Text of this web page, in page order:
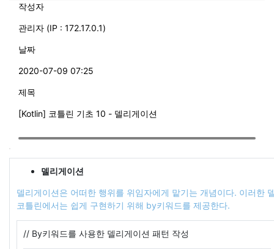
작성자
관리자 (IP : 172.17.0.1)
날짜
2020-07-09 07:25
제목
[Kotlin] 코틀린 기초 10 - 델리게이션
델리게이션
델리게이션은 어떠한 행위를 위임자에게 맡기는 개념이다. 이러한
코틀린에서는 쉽게 구현하기 위해 by키워드를 제공한다.
// By키워드를 사용한 델리게이션 패턴 작성